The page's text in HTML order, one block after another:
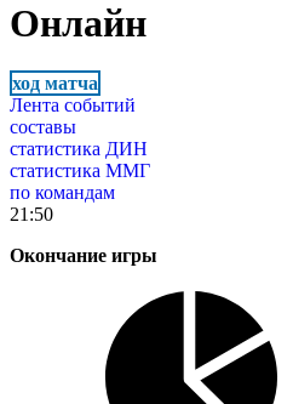
Онлайн
ход матча
Лента событий
составы
статистика ДИН
статистика ММГ
по командам
21:50
Окончание игры